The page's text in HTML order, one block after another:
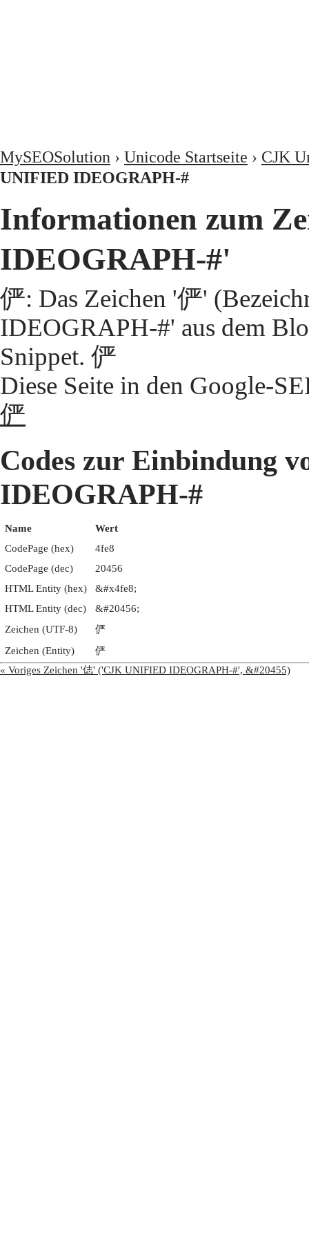
MySEOSolution › Unicode Startseite › CJK
UNIFIED IDEOGRAPH-#
Informationen zum
IDEOGRAPH-#'
俨: Das Zeichen '俨'
IDEOGRAPH-#' aus dem
Snippet. 俨
Diese Seite in den Google-
俨
Codes zur Einbindung
IDEOGRAPH-#
Name
Wert
CodePage (hex)
4fe8
CodePage (dec)
20456
HTML Entity (hex)
&#x4fe8;
HTML Entity (dec)
&#20456;
Zeichen (UTF-8)
俨
Zeichen (Entity)
俨
« Voriges Zeichen '俧' ('CJK UNIFIED IDEOGRAPH-#', &#20455)